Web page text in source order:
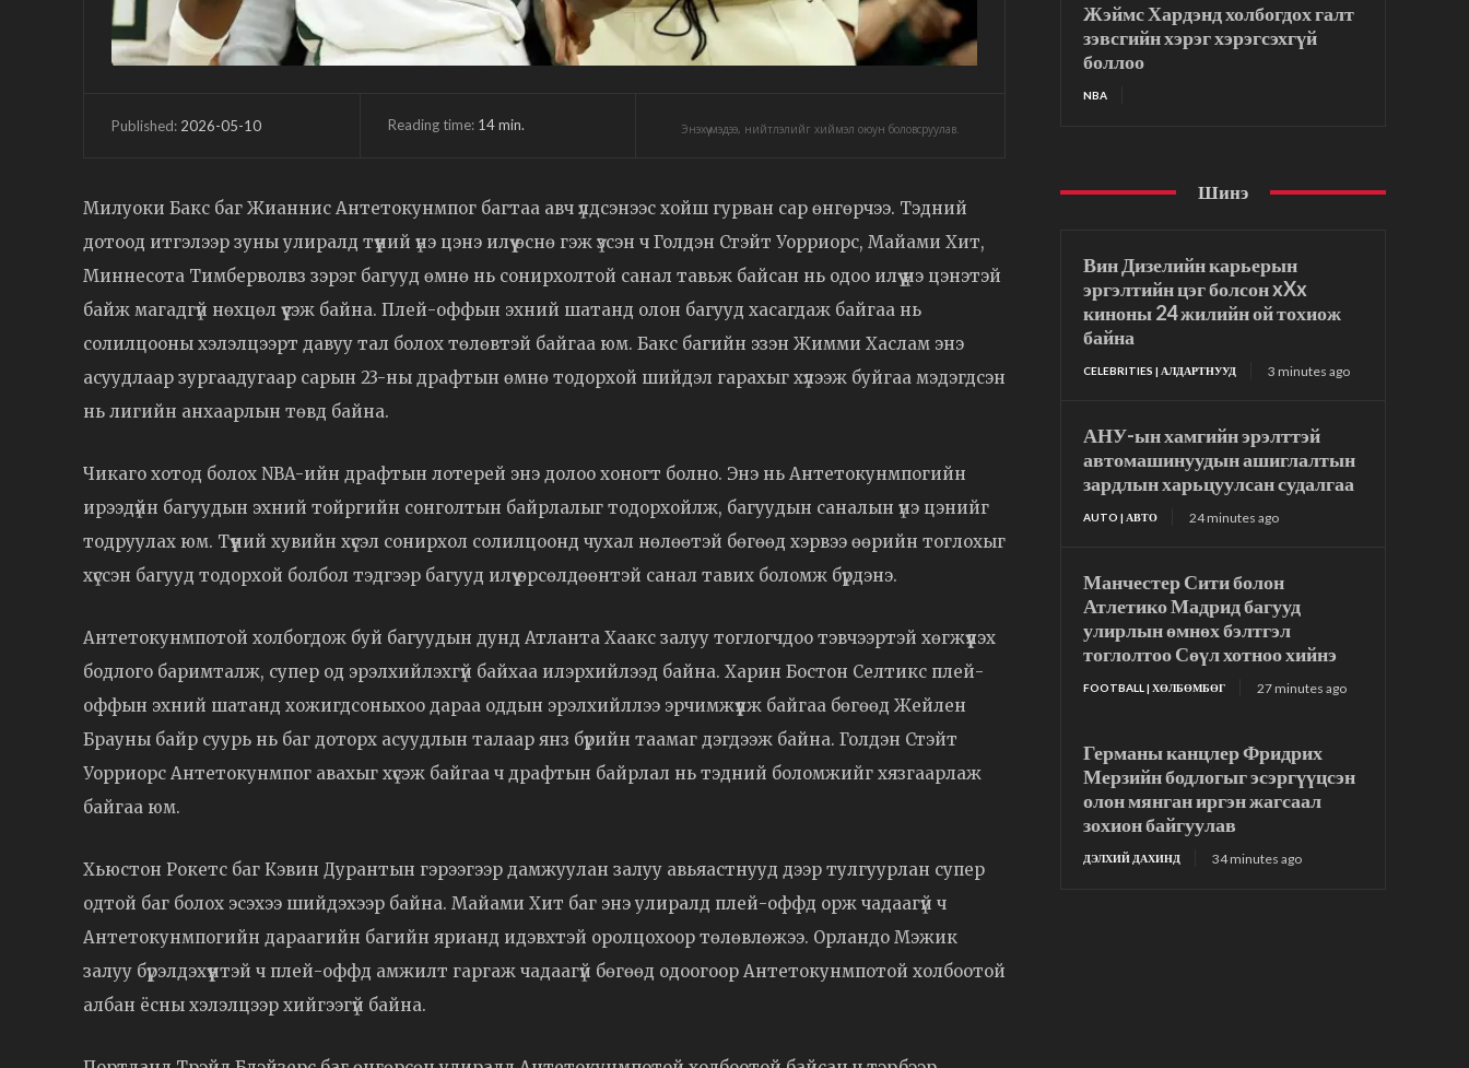
Published: 2026-05-10 Reading time: 14min. Энэхүү мэдээ, нийтлэлийг хиймэл оюун боловсруулав.
Милуоки Бакс баг Жианнис Антетокунмпог багтаа авч үлдсэнээс хойш гурван сар өнгөрчээ. Тэдний
дотоод итгэлээр зуны улиралд түүний үнэ цэнэ илүү өснө гэж үзсэн ч Голдэн Стэйт Уорриорс, Майами Хит,
Миннесота Тимберволвз зэрэг багууд өмнө нь сонирхолтой санал тавьж байсан нь одоо илүү үнэ цэнэтэй
байж магадгүй нөхцөл үүсэж байна. Плей-оффын эхний шатанд олон багууд хасагдаж байгаа нь
солилцооны хэлэлцээрт давуу тал болох төлөвтэй байгаа юм. Бакс багийн эзэн Жимми Хаслам энэ
асуудлаар зургаадугаар сарын 23-ны драфтын өмнө тодорхой шийдэл гарахыг хүлээж буйгаа мэдэгдсэн
нь лигийн анхаарлын төвд байна.
Чикаго хотод болох NBA-ийн драфтын лотерей энэ долоо хоногт болно. Энэ нь Антетокунмпогийн
ирээдүйн багуудын эхний тойргийн сонголтын байрлалыг тодорхойлж, багуудын саналын үнэ цэнийг
тодруулах юм. Түүний хувийн хүсэл сонирхол солилцоонд чухал нөлөөтэй бөгөөд хэрвээ өөрийн тоглохыг
хүссэн багууд тодорхой болбол тэдгээр багууд илүү өрсөлдөөнтэй санал тавих боломж бүрдэнэ.
Антетокунмпотой холбогдож буй багуудын дунд Атланта Хаакс залуу тоглогчдоо тэвчээртэй хөгжүүлэх
бодлого баримталж, супер од эрэлхийлэхгүй байхаа илэрхийлээд байна. Харин Бостон Селтикс плей-
оффын эхний шатанд хожигдсоныхоо дараа оддын эрэлхийллээ эрчимжүүлж байгаа бөгөөд Жейлен
Брауны байр суурь нь баг доторх асуудлын талаар янз бүрийн таамаг дэгдээж байна. Голдэн Стэйт
Уорриорс Антетокунмпог авахыг хүсэж байгаа ч драфтын байрлал нь тэдний боломжийг хязгаарлаж
байгаа юм.
Хьюстон Рокетс баг Кэвин Дурантын гэрээгээр дамжуулан залуу авьяастнууд дээр тулгуурлан супер
одтой баг болох эсэхээ шийдэхээр байна. Майами Хит баг энэ улиралд плей-оффд орж чадаагүй ч
Антетокунмпогийн дараагийн багийн ярианд идэвхтэй оролцохоор төлөвлөжээ. Орландо Мэжик
залуу бүрэлдэхүүнтэй ч плей-оффд амжилт гаргаж чадаагүй бөгөөд одоогоор Антетокунмпотой холбоотой
албан ёсны хэлэлцээр хийгээгүй байна.
Жэймс Хардэнд холбогдох галт
зэвсгийн хэрэг хэрэгсэхгүй
боллоо
NBA
Шинэ
Вин Дизелийн карьерын
эргэлтийн цэг болсон xXx
киноны 24 жилийн ой тохиож
байна
CELEBRITIES | АЛДАРТНУУД 3 minutes ago
АНУ-ын хамгийн эрэлттэй
автомашинуудын ашиглалтын
зардлын харьцуулсан судалгаа
AUTO | АВТО 24 minutes ago
Манчестер Сити болон
Атлетико Мадрид багууд
улирлын өмнөх бэлтгэл
тоглолтоо Сөүл хотноо хийнэ
FOOTBALL | ХӨЛБӨМБӨГ 27 minutes ago
Германы канцлер Фридрих
Мерзийн бодлогыг эсэргүүцсэн
олон мянган иргэн жагсаал
зохион байгуулав
ДЭЛХИЙ ДАХИНД 34 minutes ago